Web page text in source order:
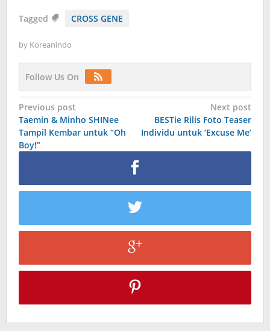
Tagged CROSS GENE
by Koreanindo
Follow Us On
Post
navigation
Previous post
Taemin & Minho SHINee
Tampil Kembar untuk “Oh
Boy!”
Next post
BESTie Rilis Foto Teaser
Individu untuk ‘Excuse Me’